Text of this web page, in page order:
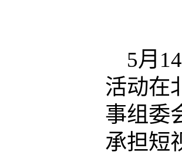
5月
活动在
事组委
承担短